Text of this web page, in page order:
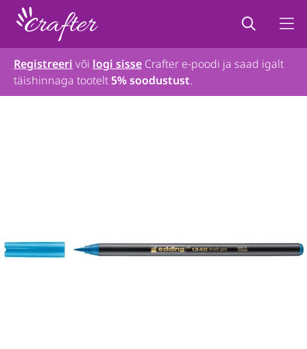
Registreeri või logi sisse Crafter e-poodi ja saad igalt
täishinnaga tootelt5% soodustust.